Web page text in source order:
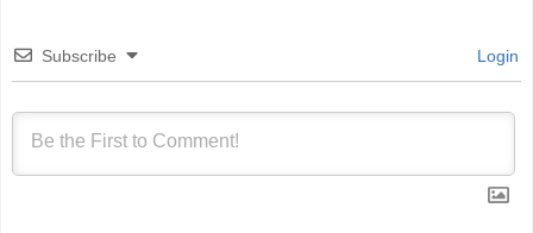
Subscribe Login